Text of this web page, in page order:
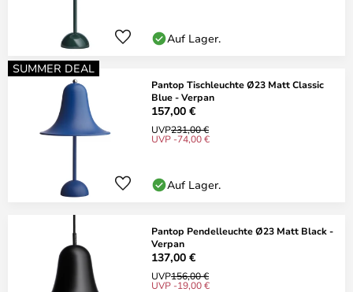
Auf Lager.
SUMMER DEAL
Pantop Tischleuchte Ø23 Matt Classic
Blue - Verpan
157,00 €
UVP231,00 €
UVP -74,00 €
Auf Lager.
Pantop Pendelleuchte Ø23 Matt Black -
Verpan
137,00 €
UVP156,00 €
UVP -19,00 €